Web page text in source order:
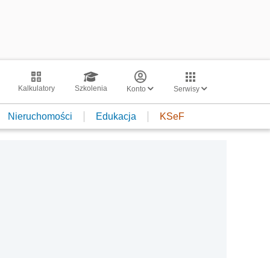
Kalkulatory Szkolenia Konto Serwisy
Nieruchomości Edukacja KSeF